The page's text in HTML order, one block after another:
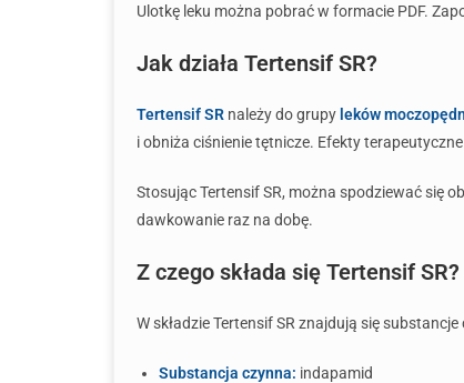
Ulotkę leku można pobrać w formacie PDF.
Jak działa Tertensif SR?
Tertensif SR należy do grupy leków
i obniża ciśnienie tętnicze. Efekty
Stosując Tertensif SR, można spodziewać się
dawkowanie raz na dobę.
Z czego składa się Tertensif SR?
W składzie Tertensif SR znajdują się
Substancja czynna: indapamid